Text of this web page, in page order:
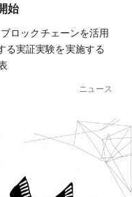
始
ロックチェーンを活用
る実証実験を実施する
ニュース